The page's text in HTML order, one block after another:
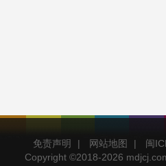
免责声明 | 网站地图 |
闽
Copyright ©2018-2026